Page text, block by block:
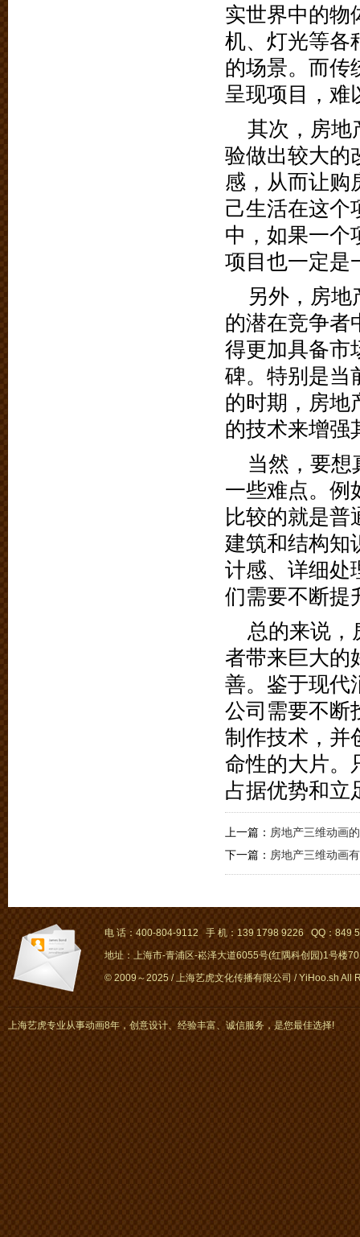
实世界中的物
机、灯光等各
的场景。而传
呈现项目，难
其次，房地
验做出较大的
感，从而让购
己生活在这个
中，如果一个
项目也一定是
另外，房
的潜在竞争者
得更加具备市
碑。特别是当
的时期，房地
的技术来增强
当然，要想
一些难点。例
比较的就是普
建筑和结构知
计感、详细处
们需要不断提
总的来说，
者带来巨大的
善。鉴于现代
公司需要不断
制作技术，并
命性的大片。
占据优势和立
上一篇： 房地产三维动画
下一篇： 房地产三维动画
电 话：400-804-9112 手 机：139 1798 9226 QQ：849
地址：上海市-青浦区-崧泽大道6055号(红隅科创园)1号楼
© 2009～2025 / 上海艺虎文化传播有限公司 / YiHoo.sh All
上海艺虎专业从事动画8年，创意设计、经验丰富、诚信服务，是您最佳选择!